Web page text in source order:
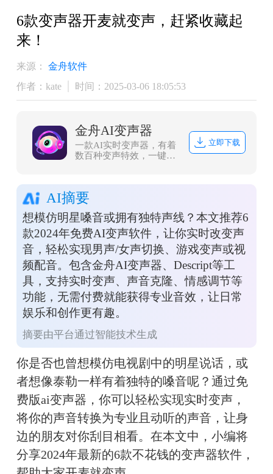
6款变声器开麦就变声，赶紧收藏起
来！
来源：
金舟软件
作者：kate
时间：2025-03-06 18:05:53
金舟AI变声器
一款AI实时变声器，有着
数百种变声特效，一键美
还可以上传音视频文件进
行变声。
立即下载
AI摘要
想模仿明星嗓音或拥有独特声线？本文推荐6
款2024年免费AI变声软件，让你实时改变声
音，轻松实现男声/女声切换、游戏变声或视
频配音。包含金舟AI变声器、Descript等工
具，支持实时变声、声音克隆、情感调节等
功能，无需付费就能获得专业音效，让日常
娱乐和创作更有趣。
摘要由平台通过智能技术生成
你是否也曾想模仿电视剧中的明星说话，或
者想像泰勒一样有着独特的嗓音呢？通过免
费版ai变声器，你可以轻松实现实时变声，
将你的声音转换为专业且动听的声音，让身
边的朋友对你刮目相看。在本文中，小编将
分享2024年最新的6款不花钱的变声器软件，